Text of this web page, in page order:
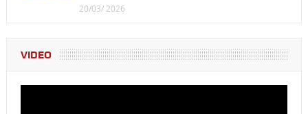
20/03/ 2026
VIDEO